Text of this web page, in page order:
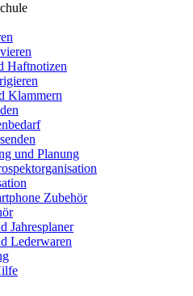
Haftnotizen
Klammern
und Planung
Zubehör
Jahresplaner
Lederwaren